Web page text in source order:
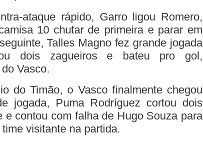
ataque rápido, Garro ligou Romero,
10 chutar de primeira e parar em
Talles Magno fez grande jogada
dois zagueiros e bateu pro gol,
Vasco.
do Timão, o Vasco finalmente chegou
jogada, Puma Rodríguez cortou dois
e contou com falha de Hugo Souza para
visitante na partida.